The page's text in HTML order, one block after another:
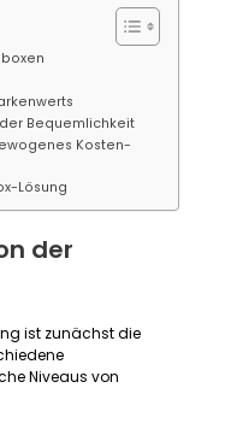
Bequemlichkeit
Kosten-
Lösung
der
ist zunächst die
Niveaus von